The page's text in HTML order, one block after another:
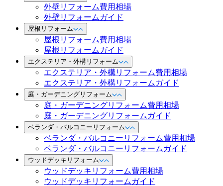
外壁リフォーム費用相場
外壁リフォームガイド
屋根リフォーム
屋根リフォーム費用相場
屋根リフォームガイド
エクステリア・外構リフォーム
エクステリア・外構リフォーム費用相場
エクステリア・外構リフォームガイド
庭・ガーデニングリフォーム
庭・ガーデニングリフォーム費用相場
庭・ガーデニングリフォームガイド
ベランダ・バルコニーリフォーム
ベランダ・バルコニーリフォーム費用相場
ベランダ・バルコニーリフォームガイド
ウッドデッキリフォーム
ウッドデッキリフォーム費用相場
ウッドデッキリフォームガイド